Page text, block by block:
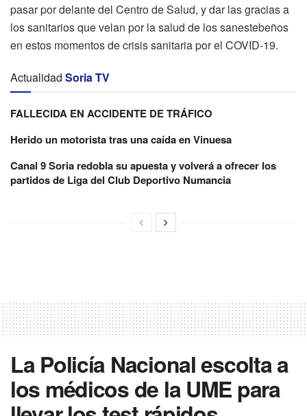
pasar por delante del Centro de Salud, y dar las gracias a
los sanitarios que velan por la salud de los sanestebeños
en estos momentos de crisis sanitaria por el COVID-19.
Actualidad Soria TV
FALLECIDA EN ACCIDENTE DE TRÁFICO
Herido un motorista tras una caída en Vinuesa
Canal 9 Soria redobla su apuesta y volverá a ofrecer los
partidos de Liga del Club Deportivo Numancia
La Policía Nacional escolta a
los médicos de la UME para